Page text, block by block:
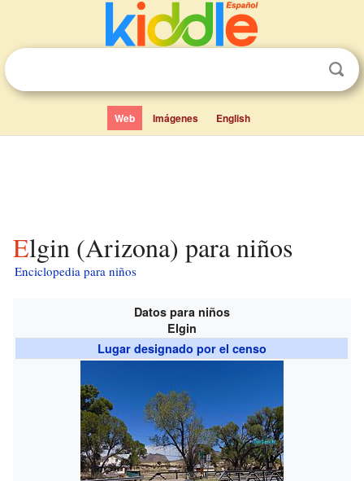
Web Imágenes English
Elgin (Arizona) para niños
Enciclopedia para niños
Datos para niños
Elgin
Lugar designado por el censo